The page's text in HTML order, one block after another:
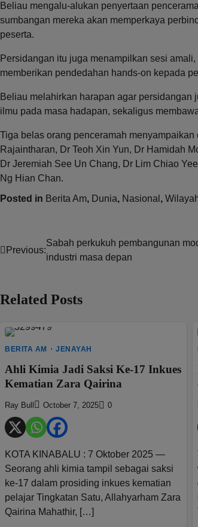
Beliau mengalu-alukan penyertaan
sumbangan mereka akan memperkaya
peserta.
Persidangan itu juga menampilkan sesi
memberikan pendedahan hands-on kepada
Beliau melahirkan harapan agar
ilmu pada masa hadapan, sekaligus
Tiga belas orang penceramah
Rajaintharan, Dr Teoh Xin Yun, Dr Hamidah
Dr Jeremiah See Un Chang, Dr Lim Chiao
Ng Hian Chan.
Posted in Berita Am, Dunia, Nasional ,
Post
Previous:
Sabah perkukuh pembangunan
industri masa depan
Related Posts
BERITA AM JENAYAH
Ahli Kimia Jadi Saksi Ke-17 Inkues
Kematian Zara Qairina
Ray Bull October 7, 2025 0
KOTA KINABALU : 7 Oktober 2025 —
Seorang ahli kimia tampil sebagai saksi
ke-17 dalam prosiding inkues kematian
pelajar Tingkatan Satu, Allahyarham Zara
Qairina Mahathir, […]